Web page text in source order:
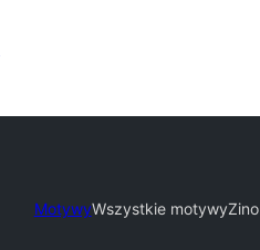
MotywyWszystkie motywyZino